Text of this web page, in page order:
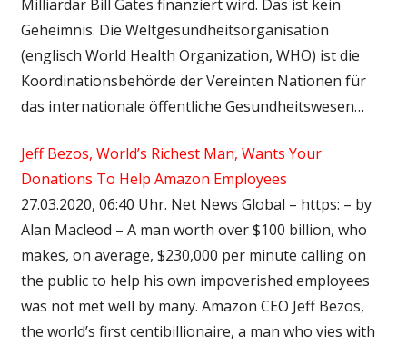
Milliardär Bill Gates finanziert wird. Das ist kein
Geheimnis. Die Weltgesundheitsorganisation
(englisch World Health Organization, WHO) ist die
Koordinationsbehörde der Vereinten Nationen für
das internationale öffentliche Gesundheitswesen…
Jeff Bezos, World’s Richest Man, Wants Your
Donations To Help Amazon Employees
27.03.2020, 06:40 Uhr. Net News Global – https: – by
Alan Macleod – A man worth over $100 billion, who
makes, on average, $230,000 per minute calling on
the public to help his own impoverished employees
was not met well by many. Amazon CEO Jeff Bezos,
the world’s first centibillionaire, a man who vies with